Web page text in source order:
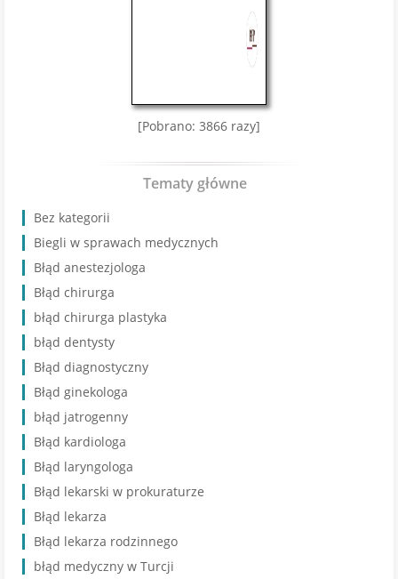
[Pobrano: 3866 razy]
Tematy główne
Bez kategorii
Biegli w sprawach medycznych
Błąd anestezjologa
Błąd chirurga
błąd chirurga plastyka
błąd dentysty
Błąd diagnostyczny
Błąd ginekologa
błąd jatrogenny
Błąd kardiologa
Błąd laryngologa
Błąd lekarski w prokuraturze
Błąd lekarza
Błąd lekarza rodzinnego
błąd medyczny w Turcji